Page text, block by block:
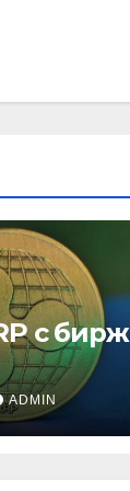
с бирж
за 5
ADMIN